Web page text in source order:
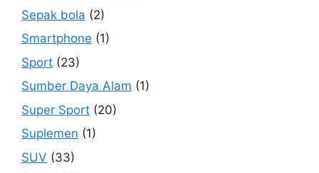
Sepak bola (2)
Smartphone (1)
Sport (23)
Sumber Daya Alam (1)
Super Sport (20)
Suplemen (1)
SUV (33)